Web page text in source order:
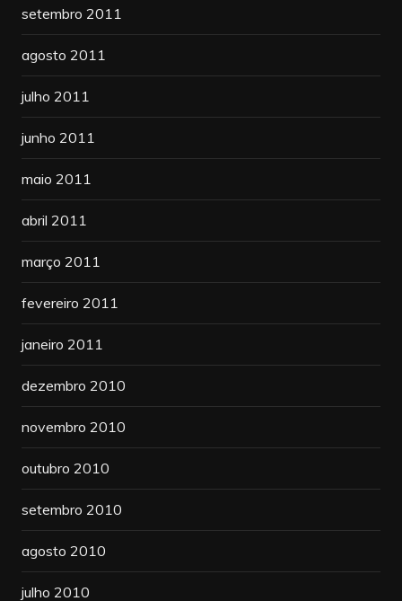
setembro 2011
agosto 2011
julho 2011
junho 2011
maio 2011
abril 2011
março 2011
fevereiro 2011
janeiro 2011
dezembro 2010
novembro 2010
outubro 2010
setembro 2010
agosto 2010
julho 2010